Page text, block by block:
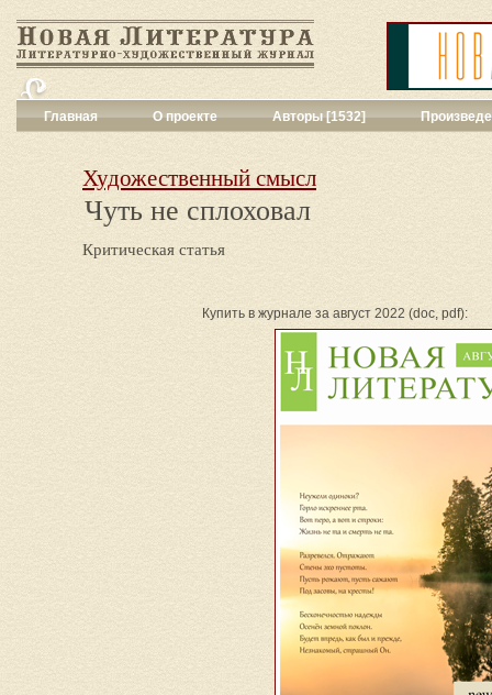
Главная О проекте Авторы [1532]
Драматургия
Повести,
Галерея
[144]
Поэзия[1016]
Художественный смысл
Чуть не сплоховал
Критическая статья
Купить в журнале за август 2022 (doc, pdf):